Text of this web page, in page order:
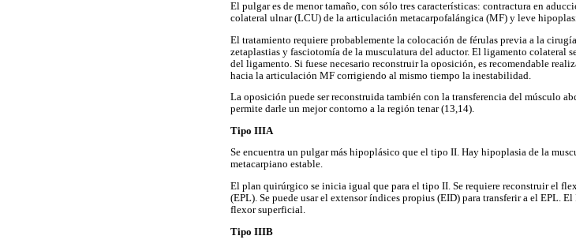
El pulgar es de menor tamaño, con sólo tres características: contractura en
colateral ulnar (LCU) de la articulación metacarpofalángica (MF) y leve
El tratamiento requiere probablemente la colocación de férulas previa a la
zetaplastias y fasciotomía de la musculatura del aductor. El ligamento colateral
del ligamento. Si fuese necesario reconstruir la oposición, es recomendable
hacia la articulación MF corrigiendo al mismo tiempo la inestabilidad.
La oposición puede ser reconstruida también con la transferencia del músculo
permite darle un mejor contorno a la región tenar (13,14).
Tipo IIIA
Se encuentra un pulgar más hipoplásico que el tipo II. Hay hipoplasia de la
metacarpiano estable.
El plan quirúrgico se inicia igual que para el tipo II. Se requiere reconstruir el
(EPL). Se puede usar el extensor índices propius (EID) para transferir a el EPL.
flexor superficial.
Tipo IIIB